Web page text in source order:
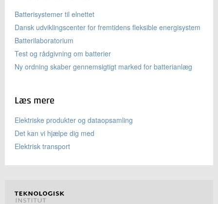
Batterisystemer til elnettet
Dansk udviklingscenter for fremtidens fleksible energisystem
Batterilaboratorium
Test og rådgivning om batterier
Ny ordning skaber gennemsigtigt marked for batterianlæg
Læs mere
Elektriske produkter og dataopsamling
Det kan vi hjælpe dig med
Elektrisk transport